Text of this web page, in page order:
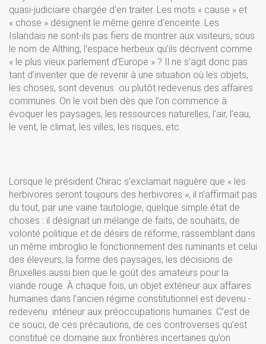
quasi-judiciaire chargée d’en traiter. Les mots « cause » et
« chose » désignent le même genre d’enceinte. Les
Islandais ne sont-ils pas fiers de montrer aux visiteurs, sous
le nom de Althing, l’espace herbeux qu’ils décrivent comme
« le plus vieux parlement d’Europe » ? Il ne s’agit donc pas
tant d’inventer que de revenir à une situation où les objets,
les choses, sont devenus ­ ou plutôt redevenus­ des affaires
communes. On le voit bien dès que l’on commence à
évoquer les paysages, les ressources naturelles, l’air, l’eau,
le vent, le climat, les villes, les risques, etc.
Lorsque le président Chirac s’exclamait naguère que « les
herbivores seront toujours des herbivores », il n’affirmait pas
du tout, par une vaine tautologie, quelque simple état de
choses : il désignait un mélange de faits, de souhaits, de
volonté politique et de désirs de réforme, rassemblant dans
un même imbroglio le fonctionnement des ruminants et celui
des éleveurs, la forme des paysages, les décisions de
Bruxelles aussi bien que le goût des amateurs pour la
viande rouge. À chaque fois, un objet extérieur aux affaires
humaines dans l’ancien régime constitutionnel est devenu ­
redevenu ­ intérieur aux préoccupations humaines. C’est de
ce souci, de ces précautions, de ces controverses qu’est
constitué ce domaine aux frontières incertaines qu’on